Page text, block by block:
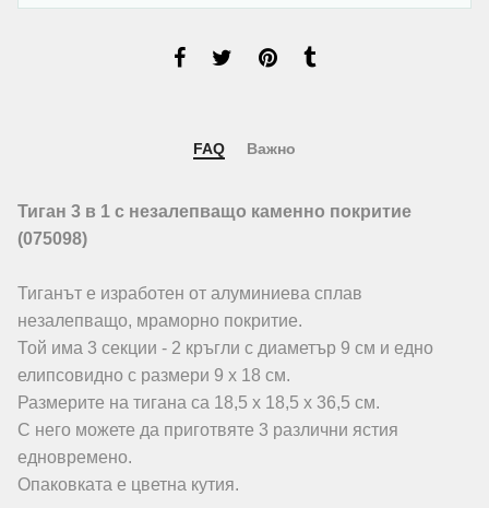
FAQ Важно
Тиган 3 в 1 с незалепващо каменно покритие
(075098)
Тиганът е изработен от алуминиева сплав
незалепващо, мраморно покритие.
Той има 3 секции - 2 кръгли с диаметър 9 см и едно
елипсовидно с размери 9 х 18 см.
Размерите на тигана са 18,5 х 18,5 х 36,5 см.
С него можете да приготвяте 3 различни ястия
едновремено.
Опаковката е цветна кутия.